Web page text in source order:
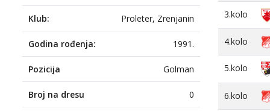
Klub: Proleter, Zrenjanin
Godina rođenja: 1991.
Pozicija Golman
Broj na dresu 0
3.kolo
4.kolo
5.kolo
6.kolo